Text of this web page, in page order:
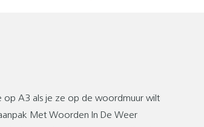
op A3 als je ze op de woordmuur wilt
Met Woorden In De Weer